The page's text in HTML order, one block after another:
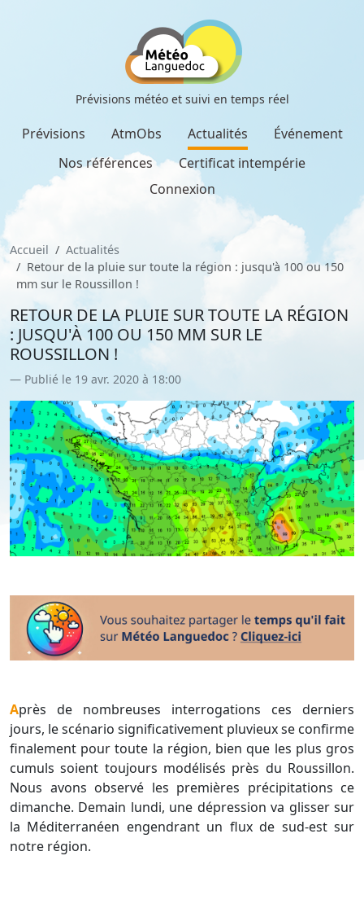
Prévisions météo et suivi en temps réel
Prévisions AtmObs Actualités
Événement
Nos références
Certificat intempérie
Connexion
Accueil
Actualités
Retour de la pluie sur toute la région : jusqu'à 100 ou 150
mm sur le Roussillon !
RETOUR DE LA PLUIE SUR TOUTE LA RÉGION
: JUSQU'À 100 OU 150 MM SUR LE
ROUSSILLON !
Publié le 19 avr. 2020 à 18:00
Après de nombreuses interrogations ces derniers
jours, le scénario significativement pluvieux se confirme
finalement pour toute la région, bien que les plus gros
cumuls soient toujours modélisés près du Roussillon.
Nous avons observé les premières précipitations ce
dimanche. Demain lundi, une dépression va glisser sur
la Méditerranéen engendrant un flux de sud-est sur
notre région.